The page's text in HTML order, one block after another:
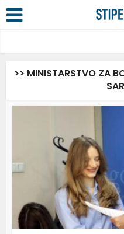
>> MINISTARSTVO ZA